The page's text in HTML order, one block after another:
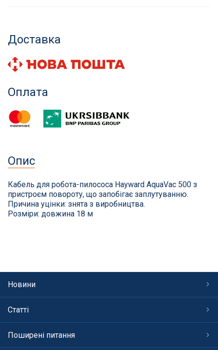
Оздоблення чаші басейну
Садові фонтани
Килимки-протиковзки для басейнів
Килими кам'яні
Сауни
СПА басейни
Гідроізоляція і будівельна хімія
Вогнища та каміни
Труби і фіттінги
Доставка
Оплата
Опис
Кабель для робота-пилососа Hayward AquaVac 500 з
пристроєм повороту, що запобігає заплутуванню.
Причина уцінки: знята з виробництва.
Розміри: довжина 18 м
Новини
Статті
Поширені питання